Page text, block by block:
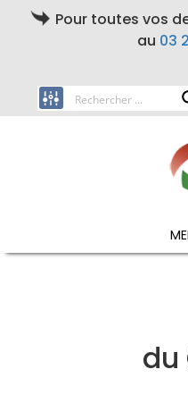
Pour toutes vos
au 03
du